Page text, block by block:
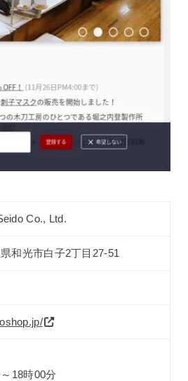
Co., Ltd.
和光市白子2丁目27-51
18時00分